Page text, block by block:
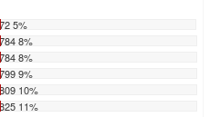
5%
8%
8%
9%
10%
11%